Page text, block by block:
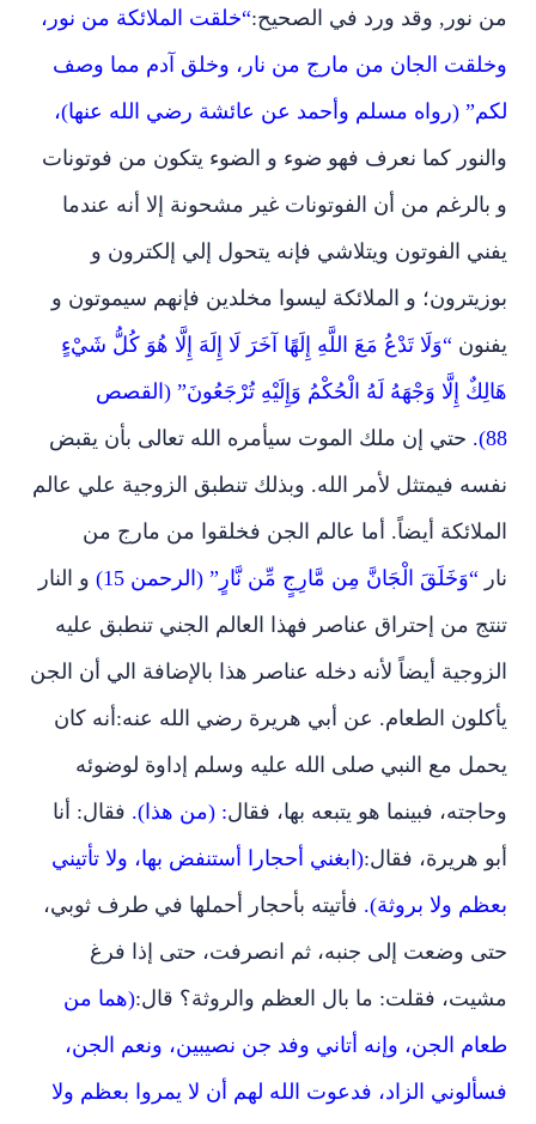
من نور, وقد ورد في الصحيح:“خلقت الملائكة من نور،
وخلقت الجان من مارج من نار، وخلق آدم مما وصف
لكم” (رواه مسلم وأحمد عن عائشة رضي الله عنها)،
والنور كما نعرف فهو ضوء و الضوء يتكون من فوتونات
و بالرغم من أن الفوتونات غير مشحونة إلا أنه عندما
يفني الفوتون ويتلاشي فإنه يتحول إلي إلكترون و
بوزيترون؛ و الملائكة ليسوا مخلدين فإنهم سيموتون و
يفنون “وَلَا تَدْعُ مَعَ اللَّهِ إِلَهًا آخَرَ لَا إِلَهَ إِلَّا هُوَ كُلُّ شَيْءٍ
هَالِكٌ إِلَّا وَجْهَهُ لَهُ الْحُكْمُ وَإِلَيْهِ تُرْجَعُونَ” (القصص
88).
حتي إن ملك الموت سيأمره الله تعالى بأن يقبض
نفسه فيمتثل لأمر الله. وبذلك تنطبق الزوجية علي عالم
الملائكة أيضاً. أما عالم الجن فخلقوا من مارج من
نار “وَخَلَقَ الْجَانَّ مِن مَّارِجٍ مِّن نَّارٍ” (الرحمن 15)
و النار
تنتج من إحتراق عناصر فهذا العالم الجني تنطبق عليه
الزوجية أيضاً لأنه دخله عناصر هذا بالإضافة الي أن الجن
يأكلون الطعام. عن أبي هريرة رضي الله عنه:أنه كان
يحمل مع النبي صلى الله عليه وسلم إداوة لوضوئه
وحاجته، فبينما هو يتبعه بها، فقال: (من هذا). فقال: أنا
أبو هريرة، فقال:(ابغني أحجارا أستنفض بها، ولا تأتيني
بعظم ولا بروثة). فأتيته بأحجار أحملها في طرف ثوبي،
حتى وضعت إلى جنبه، ثم انصرفت، حتى إذا فرغ
مشيت، فقلت: ما بال العظم والروثة؟ قال:(هما من
طعام الجن، وإنه أتاني وفد جن نصيبين، ونعم الجن،
فسألوني الزاد، فدعوت الله لهم أن لا يمروا بعظم ولا